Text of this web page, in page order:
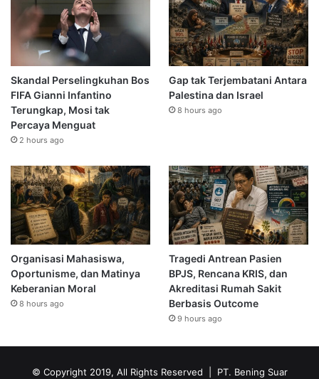
Skandal Perselingkuhan Bos
FIFA Gianni Infantino
Terungkap, Mosi tak
Percaya Menguat
2 hours ago
Gap tak Terjembatani Antara
Palestina dan Israel
8 hours ago
Organisasi Mahasiswa,
Oportunisme, dan Matinya
Keberanian Moral
8 hours ago
Tragedi Antrean Pasien
BPJS, Rencana KRIS, dan
Akreditasi Rumah Sakit
Berbasis Outcome
9 hours ago
© Copyright 2019, All Rights Reserved | PT. Bening Suar